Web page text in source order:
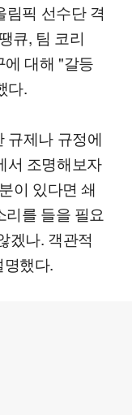
림픽 선수단 격
큐, 팀 코리
대해 "갈등
다.
규제나 규정에
서 조명해보자
이 있다면 쇄
를 들을 필요
겠나. 객관적
했다.